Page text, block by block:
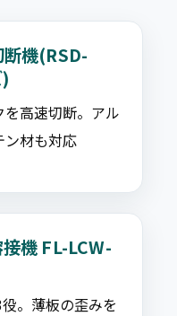
機(RSD-
高速切断。アル
ン材も対応
機 FL-LCW-
。薄板の歪みを